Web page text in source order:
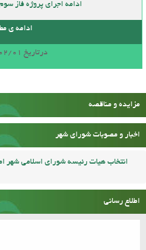
ادامه اجرای پروژه فاز
ادامه ی
درتاریخ 1400/02/01
مزایده و مناقصه
اخبار و مصوبات شورای شهر
انتخاب هیات رئیسه شورای اسلامی شهر
اطلاع رسانی